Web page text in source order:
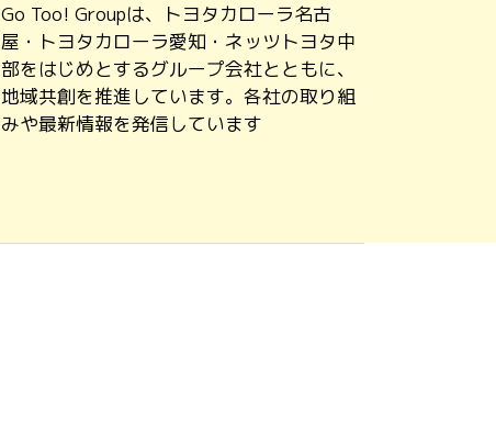
Go Too! Groupは、トヨタカローラ名古
屋・トヨタカローラ愛知・ネッツトヨタ中
部をはじめとするグループ会社とともに、
地域共創を推進しています。各社の取り組
みや最新情報を発信しています